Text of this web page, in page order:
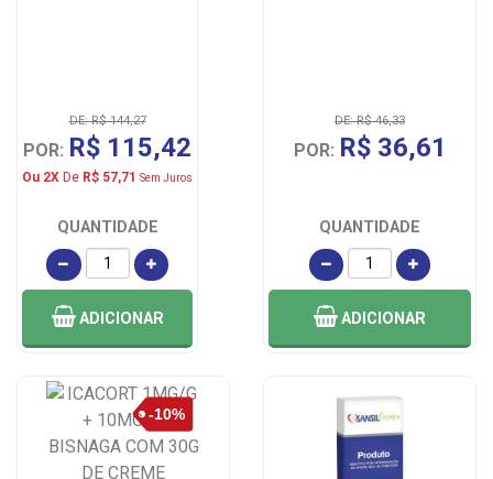
DE: R$ 144,27
POR: R$ 115,42
Ou 2X De R$ 57,71 Sem Juros
QUANTIDADE
ADICIONAR
DE: R$ 46,33
POR: R$ 36,61
QUANTIDADE
ADICIONAR